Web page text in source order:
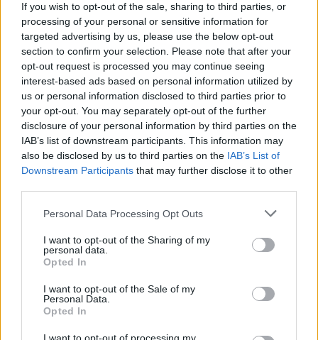
If you wish to opt-out of the sale, sharing to third parties, or
processing of your personal or sensitive information for
targeted advertising by us, please use the below opt-out
section to confirm your selection. Please note that after your
opt-out request is processed you may continue seeing
interest-based ads based on personal information utilized by
us or personal information disclosed to third parties prior to
your opt-out. You may separately opt-out of the further
disclosure of your personal information by third parties on the
IAB’s list of downstream participants. This information may
also be disclosed by us to third parties on the IAB’s List of
Downstream Participants that may further disclose it to other
Personal Data Processing Opt Outs
I want to opt-out of the Sharing of my
personal data.
Opted In
I want to opt-out of the Sale of my
Personal Data.
Opted In
wenn Du in diesem Forum aktiv an den
Gesprächen teilnehmen oder eigene Themen
starten möchtest, musst Du Dich bitte zunächst
im Spiel einloggen. Falls Du noch keinen
Spielaccount besitzt, bitte registriere Dich neu.
Wir freuen uns auf Deinen nächsten Besuch in
unserem Forum!„Zum Spiel“
Thema: Leben Liebe Freude und Leichtigkeit...auf geht's, lasst Uns im 35. ten
Wohnzimmer weiterrocken :)
9 Juni 2026
Bela486
Lebende Forenlegende, weiblich
Beiträge: 11.624 Punkte für Erfolge: 6.000
Lebende Forenlegende, männlich, 70, <
Beiträge: 12.055
Gaby-Nuss